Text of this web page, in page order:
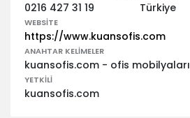
0216 427 31 19 Türkiye
WEBSITE
https://www.kuansofis.com
ANAHTAR KELIMELER
kuansofis.com - ofis mobilyaları
YETKILI
kuansofis.com